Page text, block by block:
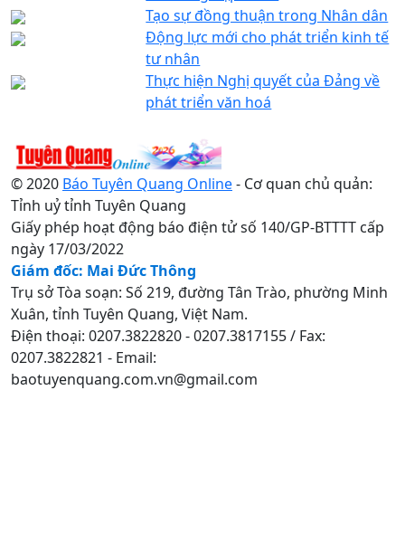
Tạo sự đồng thuận trong Nhân dân
Động lực mới cho phát triển kinh tế
tư nhân
Thực hiện Nghị quyết của Đảng về
phát triển văn hoá
© 2020 Báo Tuyên Quang Online- Cơ quan chủ quản:
Tỉnh uỷ tỉnh Tuyên Quang
Giấy phép hoạt động báo điện tử số 140/GP-BTTTT cấp
ngày 17/03/2022
Giám đốc: Mai Đức Thông
Trụ sở Tòa soạn: Số 219, đường Tân Trào, phường Minh
Xuân, tỉnh Tuyên Quang, Việt Nam.
Điện thoại: 0207.3822820 - 0207.3817155 / Fax:
0207.3822821 - Email:
baotuyenquang.com.vn@gmail.com